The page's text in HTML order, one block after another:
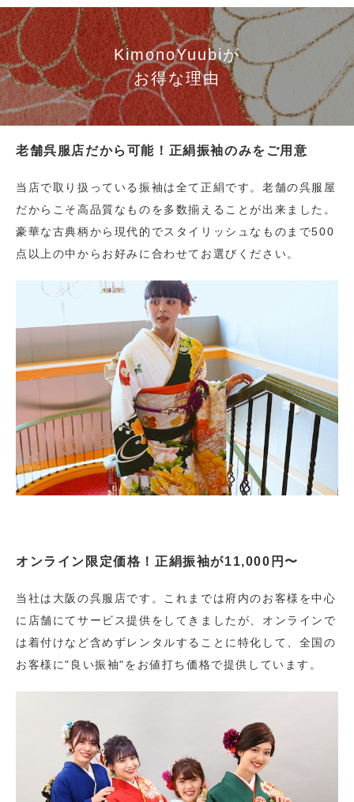
KimonoYuubiが
お得な理由
老舗呉服店だから可能！正絹振袖のみをご用意
当店で取り扱っている振袖は全て正絹です。老舗の呉服屋
だからこそ高品質なものを多数揃えることが出来ました。
豪華な古典柄から現代的でスタイリッシュなものまで500
点以上の中からお好みに合わせてお選びください。
オンライン限定価格！正絹振袖が11,000円〜
当社は大阪の呉服店です。これまでは府内のお客様を中心
に店舗にてサービス提供をしてきましたが、オンラインで
は着付けなど含めずレンタルすることに特化して、全国の
お客様に"良い振袖"をお値打ち価格で提供しています。